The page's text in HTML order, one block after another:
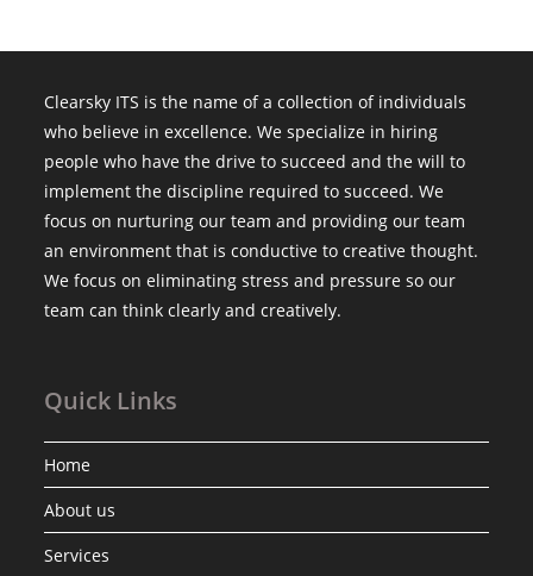
Clearsky ITS is the name of a collection of individuals
who believe in excellence. We specialize in hiring
people who have the drive to succeed and the will to
implement the discipline required to succeed. We
focus on nurturing our team and providing our team
an environment that is conductive to creative thought.
We focus on eliminating stress and pressure so our
team can think clearly and creatively.
Quick Links
Home
About us
Services